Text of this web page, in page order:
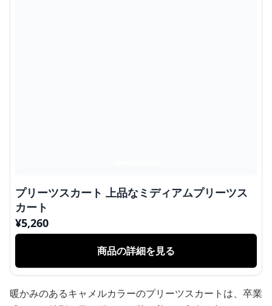
プリーツスカート 上品なミディアムプリーツス
カート
¥5,260
商品の詳細を見る
暖かみのあるキャメルカラーのプリーツスカートは、卒業